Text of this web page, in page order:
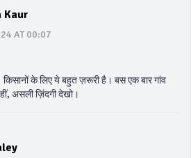
Kaur
AT 00:07
के लिए ये बहुत ज़रूरी है। बस एक बार गांव
असली ज़िंदगी देखो।